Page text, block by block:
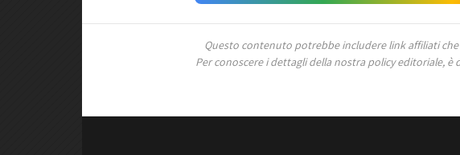
Questo contenuto potrebbe includere link affiliati
Per conoscere i dettagli della nostra policy editoriale, è